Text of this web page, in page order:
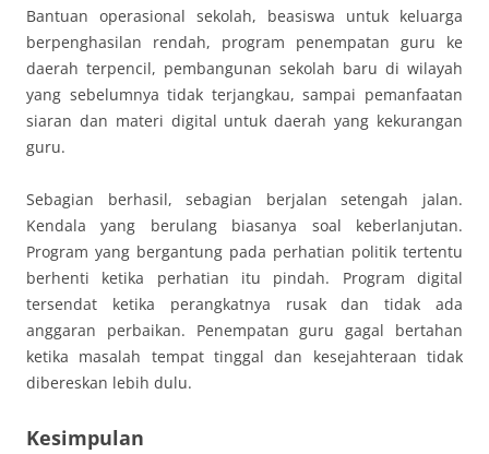
Bantuan operasional sekolah, beasiswa untuk keluarga
berpenghasilan rendah, program penempatan guru ke
daerah terpencil, pembangunan sekolah baru di wilayah
yang sebelumnya tidak terjangkau, sampai pemanfaatan
siaran dan materi digital untuk daerah yang kekurangan
guru.
Sebagian berhasil, sebagian berjalan setengah jalan.
Kendala yang berulang biasanya soal keberlanjutan.
Program yang bergantung pada perhatian politik tertentu
berhenti ketika perhatian itu pindah. Program digital
tersendat ketika perangkatnya rusak dan tidak ada
anggaran perbaikan. Penempatan guru gagal bertahan
ketika masalah tempat tinggal dan kesejahteraan tidak
dibereskan lebih dulu.
Kesimpulan